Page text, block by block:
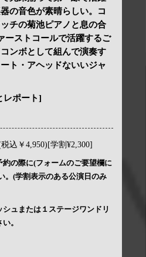
の音色が素晴らしい。コ
チの菊池ピアノと息の合
ーストコールで活躍するご
ンボとして組んで演奏す
ト・アヘッドないいジャ
レポート]
税込￥4,950)[学割¥2,300]
の際に(フォームのご要望欄に
。(学割表示のある公演日のみ
ュまたは１ステージワンドリ
。